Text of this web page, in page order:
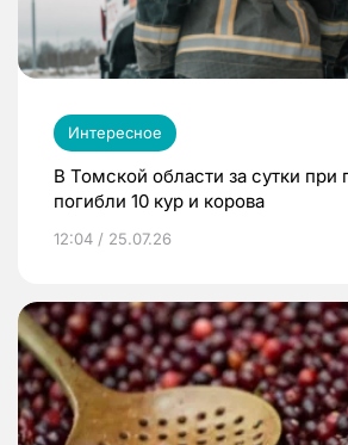
Интересное
В Томской области за сутки при
погибли 10 кур и корова
12:04 / 25.07.26